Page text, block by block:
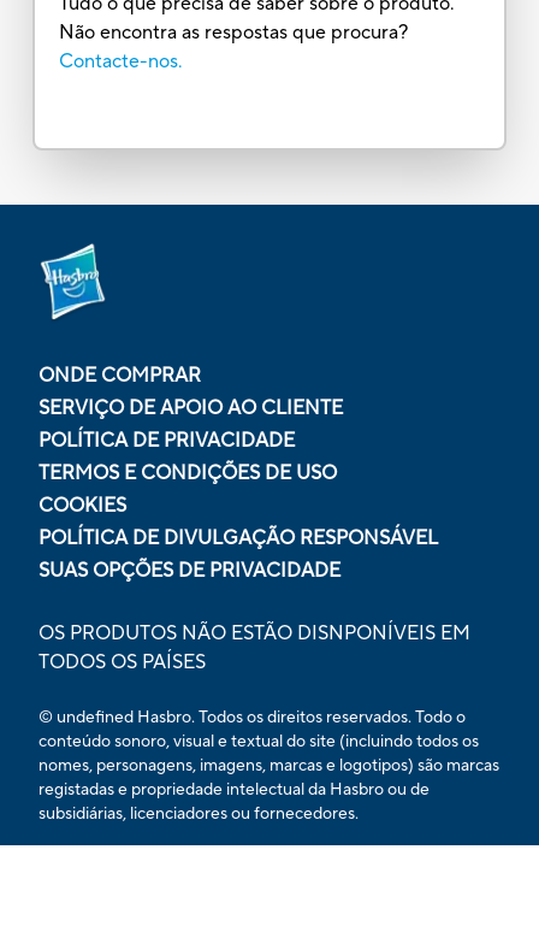
Não encontra as respostas que procura?
Contacte-nos.
ONDE COMPRAR
SERVIÇO DE APOIO AO CLIENTE
POLÍTICA DE PRIVACIDADE
TERMOS E CONDIÇÕES DE USO
COOKIES
POLÍTICA DE DIVULGAÇÃO RESPONSÁVEL
SUAS OPÇÕES DE PRIVACIDADE
OS PRODUTOS NÃO ESTÃO DISNPONÍVEIS EM
TODOS OS PAÍSES
© undefined Hasbro. Todos os direitos reservados. Todo o
conteúdo sonoro, visual e textual do site (incluindo todos os
nomes, personagens, imagens, marcas e logotipos) são marcas
registadas e propriedade intelectual da Hasbro ou de
subsidiárias, licenciadores ou fornecedores.